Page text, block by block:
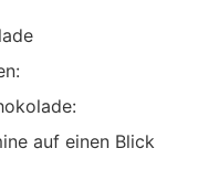
auf einen Blick